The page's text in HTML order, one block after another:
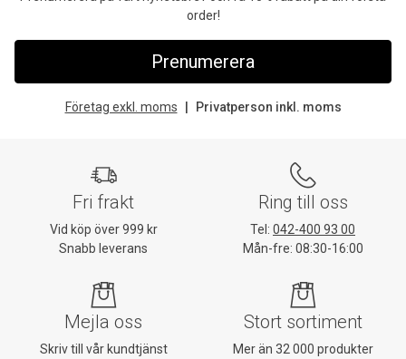
order!
Prenumerera
Företag exkl. moms Privatperson inkl. moms
Fri frakt
Vid köp över 999 kr
Snabb leverans
Ring till oss
Tel: 042-400 93 00
Mån-fre: 08:30-16:00
Mejla oss
Skriv till vår kundtjänst
Stort sortiment
Mer än 32 000 produkter